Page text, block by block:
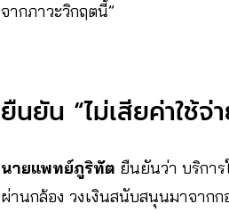
จากภาวะวิกฤตนี้”
ยืนยัน “ไม่เสียค่าใช้จ่
นายแพทย์ภูริทัต ยืนยันว่า บริกา
ผ่านกล้อง วงเงินสนับสนุนมาจาก